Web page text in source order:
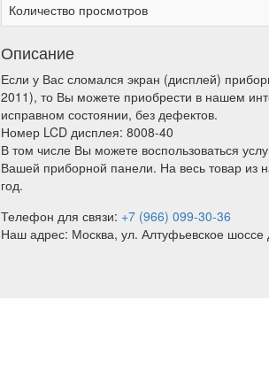
Количество просмотров
Описание
Если у Вас сломался экран (дисплей)
2011), то Вы можете приобрести в нашем
исправном состоянии, без дефектов.
Номер LCD дисплея: 8008-40
В том числе Вы можете воспользоваться
Вашей приборной панели. На весь товар из
год.
Телефон для связи: +7 (966) 099-30-36
Наш адрес: Москва, ул. Алтуфьевское шоссе